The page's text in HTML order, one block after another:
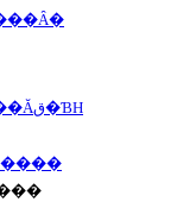
������S�Ă̑��킪�ł������Ăق�ƁH